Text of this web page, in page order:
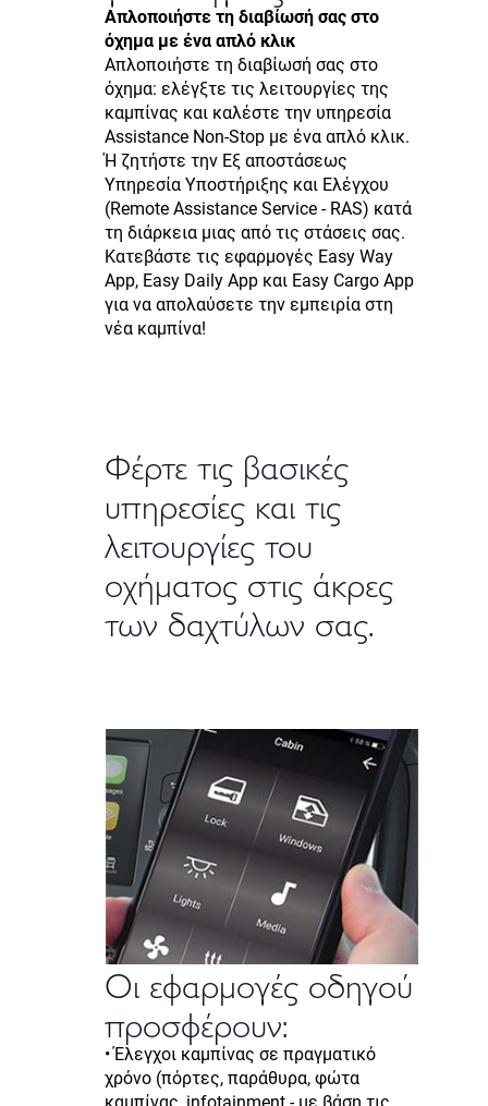
Απλοποιήστε τη διαβίωσή σας στο
όχημα με ένα απλό κλικ
Απλοποιήστε τη διαβίωσή σας στο
όχημα: ελέγξτε τις λειτουργίες της
καμπίνας και καλέστε την υπηρεσία
Assistance Non-Stop με ένα απλό κλικ.
Ή ζητήστε την Εξ αποστάσεως
Υπηρεσία Υποστήριξης και Ελέγχου
(Remote Assistance Service - RAS) κατά
τη διάρκεια μιας από τις στάσεις σας.
Κατεβάστε τις εφαρμογές Easy Way
App, Easy Daily App και Easy Cargo App
για να απολαύσετε την εμπειρία στη
νέα καμπίνα!
Φέρτε τις βασικές
υπηρεσίες και τις
λειτουργίες του
οχήματος στις άκρες
των δαχτύλων σας.
Οι εφαρμογές οδηγού
προσφέρουν:
• Έλεγχοι καμπίνας σε πραγματικό
χρόνο (πόρτες, παράθυρα, φώτα